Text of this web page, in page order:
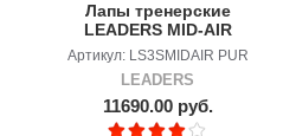
Лапы тренерские
LEADERS MID-AIR
PURPLE
Артикул: LS3SMIDAIR PUR
LEADERS
11690.00 руб.